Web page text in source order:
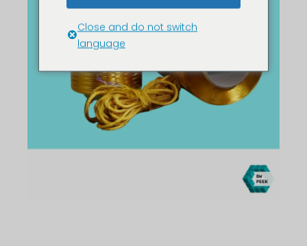
Close and do not switch
language